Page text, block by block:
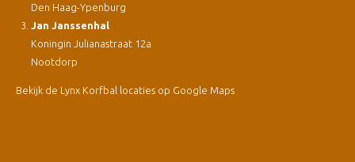
Den Haag-Ypenburg
Jan Janssenhal
Koningin Julianastraat 12a
Nootdorp
Bekijk de Lynx Korfbal locaties op Google Maps